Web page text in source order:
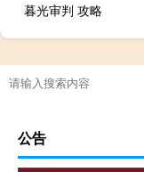
暮光审判 攻略
公告